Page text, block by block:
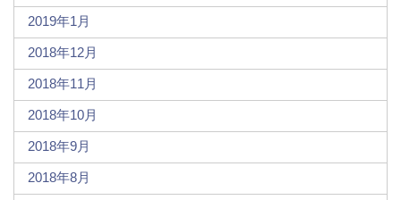
2019年1月
2018年12月
2018年11月
2018年10月
2018年9月
2018年8月